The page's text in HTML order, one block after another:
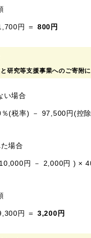
円 ＝ 800円
研究等支援事業へのご寄附に
い場合
(税率) － 97,500円(控
場合
円 － 2,000円 ) ×
円 ＝ 3,200円